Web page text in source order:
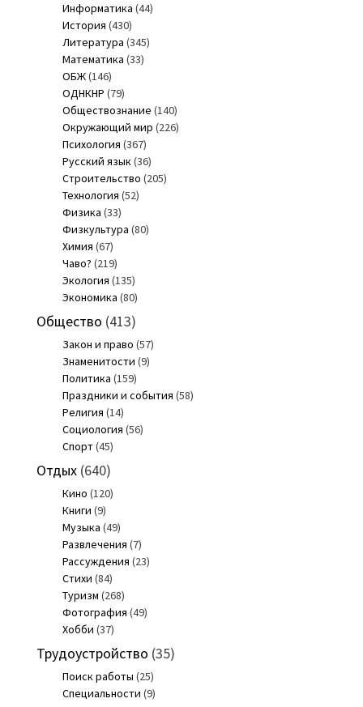
Информатика (44)
История (430)
Литература (345)
Математика (33)
ОБЖ(146)
ОДНКНР (79)
Обществознание (140)
Окружающий мир (226)
Психология (367)
Русский язык(36)
Строительство (205)
Технология (52)
Физика (33)
Физкультура (80)
Химия (67)
Чаво? (219)
Экология (135)
Экономика (80)
Общество (413)
Закон и право (57)
Знаменитости (9)
Политика (159)
Праздники и события (58)
Религия (14)
Социология (56)
Спорт(45)
Отдых(640)
Кино (120)
Книги (9)
Музыка (49)
Развлечения (7)
Рассуждения (23)
Стихи (84)
Туризм (268)
Фотография (49)
Хобби (37)
Трудоустройство (35)
Поиск работы (25)
Специальности (9)